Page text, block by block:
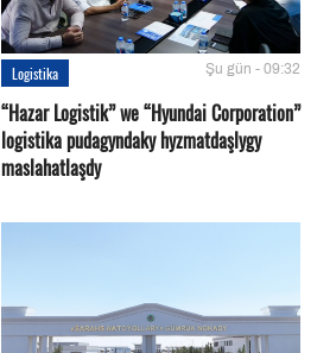
Logistika Şu gün - 09:32
“Hazar Logistik” we “Hyundai Corporation”
logistika pudagyndaky hyzmatdaşlygy
maslahatlaşdy